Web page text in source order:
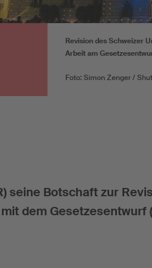
Revision des Schweizer
Arbeit am
Foto: Simon Zenger /
seine Botschaft zur
dem Gesetzesentwurf